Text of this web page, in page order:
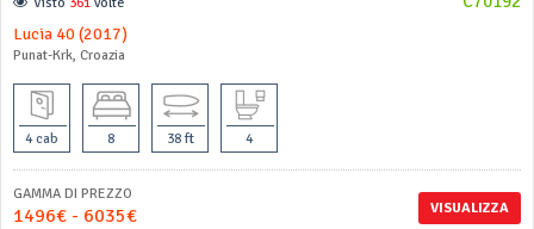
Lucia 40 (2017)
Punat-Krk, Croazia
4 cab 8 38 ft 4
VISUALIZZA
GAMMA DI PREZZO
1496€ - 6035€